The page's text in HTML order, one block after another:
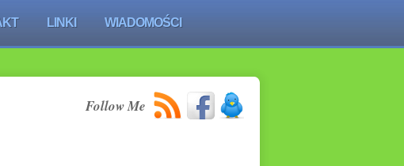
LINKI WIADOMOŚCI
Follow Me